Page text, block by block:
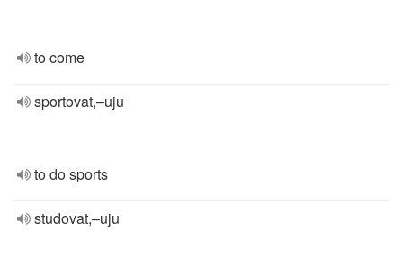
to come
sportovat,–uju
to do sports
studovat,–uju